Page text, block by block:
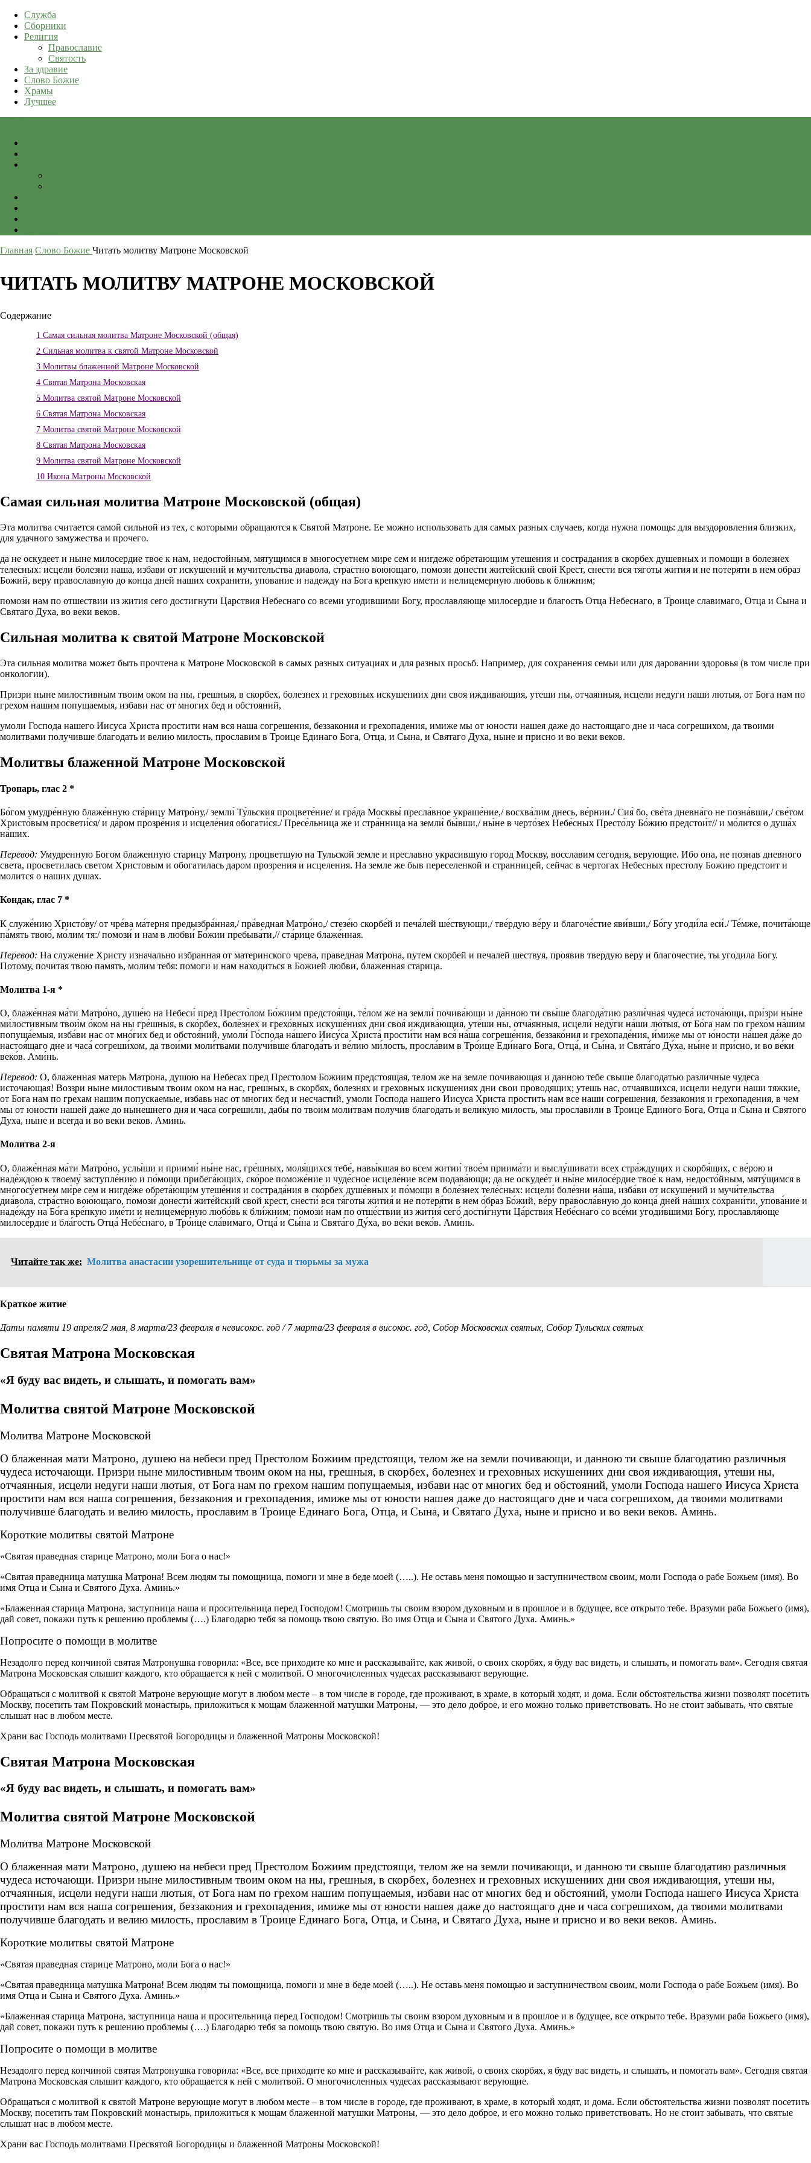
Служба
Сборники
Религия
Православие
Святость
За здравие
Слово Божие
Храмы
Лучшее
Главная Слово Божие Читать молитву Матроне Московской
ЧИТАТЬ МОЛИТВУ МАТРОНЕ МОСКОВСКОЙ
Содержание
1 Самая сильная молитва Матроне Московской (общая)
2 Сильная молитва к святой Матроне Московской
3 Молитвы блаженной Матроне Московской
4 Святая Матрона Московская
5 Молитва святой Матроне Московской
6 Святая Матрона Московская
7 Молитва святой Матроне Московской
8 Святая Матрона Московская
9 Молитва святой Матроне Московской
10 Икона Матроны Московской
Самая сильная молитва Матроне Московской (общая)
Эта молитва считается самой сильной из тех, с которыми обращаются к Святой Матроне. Ее можно использовать для самых разных случаев, когда нужна помощь: для выздоровления близких,
для удачного замужества и прочего.
да не оскудеет и ныне милосердие твое к нам, недостойным, мятущимся в многосуетнем мире сем и нигдеже обретающим утешения и сострадания в скорбех душевных и помощи в болезнех
телесных: исцели болезни наша, избави от искушений и мучительства диавола, страстно воюющаго, помози донести житейский свой Крест, снести вся тяготы жития и не потеряти в нем образ
Божий, веру православную до конца дней наших сохранити, упование и надежду на Бога крепкую имети и нелицемерную любовь к ближним;
помози нам по отшествии из жития сего достигнути Царствия Небеснаго со всеми угодившими Богу, прославляюще милосердие и благость Отца Небеснаго, в Троице славимаго, Отца и Сына и
Святаго Духа, во веки веков.
Сильная молитва к святой Матроне Московской
Эта сильная молитва может быть прочтена к Матроне Московской в самых разных ситуациях и для разных просьб. Например, для сохранения семьи или для даровании здоровья (в том числе при
онкологии).
Призри ныне милостивным твоим оком на ны, грешныя, в скорбех, болезнех и греховных искушениих дни своя иждивающия, утеши ны, отчаянныя, исцели недуги наши лютыя, от Бога нам по
грехом нашим попущаемыя, избави нас от многих бед и обстояний,
умоли Господа нашего Иисуса Христа простити нам вся наша согрешения, беззакония и грехопадения, имиже мы от юности нашея даже до настоящаго дне и часа согрешихом, да твоими
молитвами получивше благодать и велию милость, прославим в Троице Единаго Бога, Отца, и Сына, и Святаго Духа, ныне и присно и во веки веков.
Молитвы блаженной Матроне Московской
Тропарь, глас 2 *
Бо́гом умудре́нную блаже́нную ста́рицу Матро́ну,/ земли́ Ту́льския процвете́ние/ и гра́да Москвы́ пресла́вное украше́ние,/ восхва́лим днесь, ве́рнии./ Сия́ бо, све́та дневна́го не позна́вши,/ све́том
Христо́вым просвети́ся/ и да́ром прозре́ния и исцеле́ния обогати́ся./ Пресе́льница же и стра́нница на земли́ бы́вши,/ ны́не в черто́зех Небе́сных Престо́лу Бо́жию предстои́т// и мо́лится о душа́х
на́ших.
Перевод: Умудренную Богом блаженную старицу Матрону, процветшую на Тульской земле и преславно украсившую город Москву, восславим сегодня, верующие. Ибо она, не познав дневного
света, просветилась светом Христовым и обогатилась даром прозрения и исцеления. На земле же быв переселенкой и странницей, сейчас в чертогах Небесных престолу Божию предстоит и
молится о наших душах.
Кондак, глас 7 *
К служе́нию Христо́ву/ от чре́ва ма́терня предызбра́нная,/ пра́ведная Матро́но,/ стезе́ю скорбе́й и печа́лей ше́ствующи,/ тве́рдую ве́ру и благоче́стие яви́вши,/ Бо́гу угоди́ла еси́./ Те́мже, почита́юще
па́мять твою́, мо́лим тя:/ помози́ и нам в любви́ Бо́жии пребыва́ти,// ста́рице блаже́нная.
Перевод: На служение Христу изначально избранная от материнского чрева, праведная Матрона, путем скорбей и печалей шествуя, проявив твердую веру и благочестие, ты угодила Богу.
Потому, почитая твою память, молим тебя: помоги и нам находиться в Божией любви, блаженная старица.
Молитва 1-я *
О, блаже́нная ма́ти Матро́но, душе́ю на Небеси́ пред Престо́лом Бо́жиим предстоя́щи, те́лом же на земли́ почива́ющи и да́нною ти свы́ше благода́тию разли́чная чудеса́ источа́ющи, при́зри ны́не
ми́лостивным твои́м о́ком на ны гре́шныя, в ско́рбех, боле́знех и грехо́вных искуше́ниях дни своя́ иждива́ющия, уте́ши ны, отча́янныя, исцели́ неду́ги на́ши лю́тыя, от Бо́га нам по грехо́м на́шим
попуща́емыя, изба́ви нас от мно́гих бед и обстоя́ний, умоли́ Го́спода на́шего Иису́са Христа́ прости́ти нам вся́ на́ша согреше́ния, беззако́ния и грехопаде́ния, и́миже мы от ю́ности на́шея да́же до
настоя́щаго дне и часа́ согреши́хом, да твои́ми моли́твами получи́вше благода́ть и ве́лию ми́лость, просла́вим в Тро́ице Еди́наго Бога, Отца́, и Сы́на, и Свята́го Ду́ха, ны́не и при́сно, и во ве́ки
веко́в. Ами́нь.
Перевод: О, блаженная матерь Матрона, душою на Небесах пред Престолом Божиим предстоящая, телом же на земле почивающая и данною тебе свыше благодатью различные чудеса
источающая! Воззри ныне милостивым твоим оком на нас, грешных, в скорбях, болезнях и греховных искушениях дни свои проводящих; утешь нас, отчаявшихся, исцели недуги наши тяжкие,
от Бога нам по грехам нашим попускаемые, избавь нас от многих бед и несчастий, умоли Господа нашего Иисуса Христа простить нам все наши согрешения, беззакония и грехопадения, в чем
мы от юности нашей даже до нынешнего дня и часа согрешили, дабы по твоим молитвам получив благодать и великую милость, мы прославили в Троице Единого Бога, Отца и Сына и Святого
Духа, ныне и всегда и во веки веков. Аминь.
Молитва 2-я
О, блаже́нная ма́ти Матро́но, услы́ши и приими́ ны́не нас, гре́шных, моля́щихся тебе́, навы́кшая во всем житии́ твое́м приима́ти и выслу́шивати всех стра́ждущих и скорбя́щих, с ве́рою и
наде́ждою к твоему́ заступле́нию и по́мощи прибега́ющих, ско́рое поможе́ние и чуде́сное исцеле́ние всем подава́ющи; да не оскудее́т и ны́не милосе́рдие твое́ к нам, недосто́йным, мяту́щимся в
многосу́етнем ми́ре сем и нигде́же обрета́ющим утеше́ния и сострада́ния в ско́рбех душе́вных и по́мощи в боле́знех теле́сных: исцели́ боле́зни на́ша, изба́ви от искуше́ний и мучи́тельства
диа́вола, стра́стно вою́ющаго, помози́ донести́ жите́йский свой крест, снести́ вся тя́готы жития́ и не потеря́ти в нем о́браз Бо́жий, ве́ру правосла́вную до конца́ дней на́ших сохрани́ти, упова́ние и
наде́жду на Бо́га кре́пкую име́ти и нелицеме́рную любо́вь к бли́жним; помози́ нам по отше́ствии из жития́ сего́ дости́гнути Ца́рствия Небе́снаго со все́ми угоди́вшими Бо́гу, прославля́юще
милосе́рдие и бла́гость Отца́ Небе́снаго, в Тро́ице сла́вимаго, Отца́ и Сы́на и Свята́го Ду́ха, во ве́ки веко́в. Ами́нь.
Читайте так же: Молитва анастасии узорешительнице от суда и тюрьмы за мужа
Краткое житие
Даты памяти 19 апреля/2 мая, 8 марта/23 февраля в невисокос. год / 7 марта/23 февраля в високос. год, Собор Московских святых, Собор Тульских святых
Святая Матрона Московская
«Я буду вас видеть, и слышать, и помогать вам»
Молитва святой Матроне Московской
Молитва Матроне Московской
О блаженная мати Матроно, душею на небеси пред Престолом Божиим предстоящи, телом же на земли почивающи, и данною ти свыше благодатию различныя
чудеса источающи. Призри ныне милостивным твоим оком на ны, грешныя, в скорбех, болезнех и греховных искушениих дни своя иждивающия, утеши ны,
отчаянныя, исцели недуги наши лютыя, от Бога нам по грехом нашим попущаемыя, избави нас от многих бед и обстояний, умоли Господа нашего Иисуса Христа
простити нам вся наша согрешения, беззакония и грехопадения, имиже мы от юности нашея даже до настоящаго дне и часа согрешихом, да твоими молитвами
получивше благодать и велию милость, прославим в Троице Единаго Бога, Отца, и Сына, и Святаго Духа, ныне и присно и во веки веков. Аминь.
Короткие молитвы святой Матроне
«Святая праведная старице Матроно, моли Бога о нас!»
«Святая праведница матушка Матрона! Всем людям ты помощница, помоги и мне в беде моей (…..). Не оставь меня помощью и заступничеством своим, моли Господа о рабе Божьем (имя). Во
имя Отца и Сына и Святого Духа. Аминь.»
«Блаженная старица Матрона, заступница наша и просительница перед Господом! Смотришь ты своим взором духовным и в прошлое и в будущее, все открыто тебе. Вразуми раба Божьего (имя),
дай совет, покажи путь к решению проблемы (….) Благодарю тебя за помощь твою святую. Во имя Отца и Сына и Святого Духа. Аминь.»
Попросите о помощи в молитве
Незадолго перед кончиной святая Матронушка говорила: «Все, все приходите ко мне и рассказывайте, как живой, о своих скорбях, я буду вас видеть, и слышать, и помогать вам». Сегодня святая
Матрона Московская слышит каждого, кто обращается к ней с молитвой. О многочисленных чудесах рассказывают верующие.
Обращаться с молитвой к святой Матроне верующие могут в любом месте – в том числе в городе, где проживают, в храме, в который ходят, и дома. Если обстоятельства жизни позволят посетить
Москву, посетить там Покровский монастырь, приложиться к мощам блаженной матушки Матроны, — это дело доброе, и его можно только приветствовать. Но не стоит забывать, что святые
слышат нас в любом месте.
Храни вас Господь молитвами Пресвятой Богородицы и блаженной Матроны Московской!
Святая Матрона Московская
«Я буду вас видеть, и слышать, и помогать вам»
Молитва святой Матроне Московской
Молитва Матроне Московской
О блаженная мати Матроно, душею на небеси пред Престолом Божиим предстоящи, телом же на земли почивающи, и данною ти свыше благодатию различныя
чудеса источающи. Призри ныне милостивным твоим оком на ны, грешныя, в скорбех, болезнех и греховных искушениих дни своя иждивающия, утеши ны,
отчаянныя, исцели недуги наши лютыя, от Бога нам по грехом нашим попущаемыя, избави нас от многих бед и обстояний, умоли Господа нашего Иисуса Христа
простити нам вся наша согрешения, беззакония и грехопадения, имиже мы от юности нашея даже до настоящаго дне и часа согрешихом, да твоими молитвами
получивше благодать и велию милость, прославим в Троице Единаго Бога, Отца, и Сына, и Святаго Духа, ныне и присно и во веки веков. Аминь.
Короткие молитвы святой Матроне
«Святая праведная старице Матроно, моли Бога о нас!»
«Святая праведница матушка Матрона! Всем людям ты помощница, помоги и мне в беде моей (…..). Не оставь меня помощью и заступничеством своим, моли Господа о рабе Божьем (имя). Во
имя Отца и Сына и Святого Духа. Аминь.»
«Блаженная старица Матрона, заступница наша и просительница перед Господом! Смотришь ты своим взором духовным и в прошлое и в будущее, все открыто тебе. Вразуми раба Божьего (имя),
дай совет, покажи путь к решению проблемы (….) Благодарю тебя за помощь твою святую. Во имя Отца и Сына и Святого Духа. Аминь.»
Попросите о помощи в молитве
Незадолго перед кончиной святая Матронушка говорила: «Все, все приходите ко мне и рассказывайте, как живой, о своих скорбях, я буду вас видеть, и слышать, и помогать вам». Сегодня святая
Матрона Московская слышит каждого, кто обращается к ней с молитвой. О многочисленных чудесах рассказывают верующие.
Обращаться с молитвой к святой Матроне верующие могут в любом месте – в том числе в городе, где проживают, в храме, в который ходят, и дома. Если обстоятельства жизни позволят посетить
Москву, посетить там Покровский монастырь, приложиться к мощам блаженной матушки Матроны, — это дело доброе, и его можно только приветствовать. Но не стоит забывать, что святые
слышат нас в любом месте.
Храни вас Господь молитвами Пресвятой Богородицы и блаженной Матроны Московской!